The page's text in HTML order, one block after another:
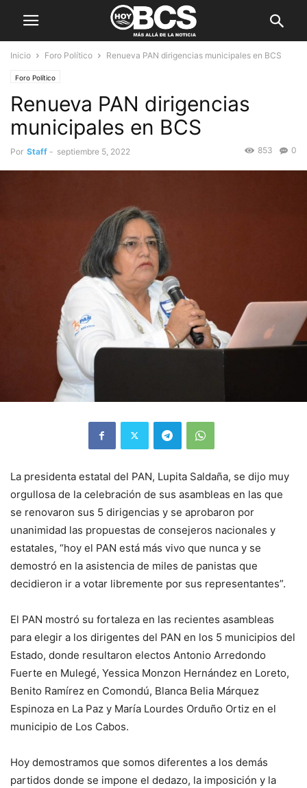
Inicio Foro Político Renueva PAN dirigencias municipales en BCS
Foro Político
Renueva PAN dirigencias
municipales en BCS
Por Staff - septiembre 5, 2022 0
853
La presidenta estatal del PAN, Lupita Saldaña, se dijo muy
orgullosa de la celebración de sus asambleas en las que
se renovaron sus 5 dirigencias y se aprobaron por
unanimidad las propuestas de consejeros nacionales y
estatales, “hoy el PAN está más vivo que nunca y se
demostró en la asistencia de miles de panistas que
decidieron ir a votar libremente por sus representantes”.
El PAN mostró su fortaleza en las recientes asambleas
para elegir a los dirigentes del PAN en los 5 municipios del
Estado, donde resultaron electos Antonio Arredondo
Fuerte en Mulegé, Yessica Monzon Hernández en Loreto,
Benito Ramírez en Comondú, Blanca Belia Márquez
Espinoza en La Paz y María Lourdes Orduño Ortiz en el
municipio de Los Cabos.
Hoy demostramos que somos diferentes a los demás
partidos donde se impone el dedazo, la imposición y la